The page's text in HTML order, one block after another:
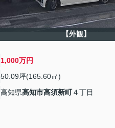
【外観】
1,000万円
50.09坪(165.60㎡)
高知県高知市高須新町４丁目